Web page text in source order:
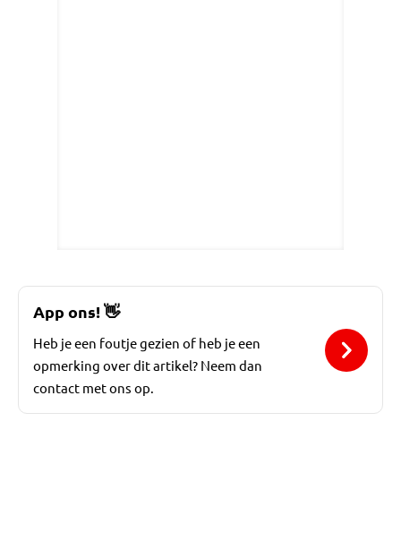
App ons!👋
Heb je een foutje gezien of heb je een
opmerking over dit artikel? Neem dan
contact met ons op.